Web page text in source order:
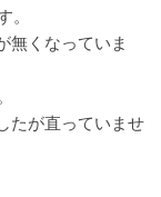
。
無くなっていま
たが直っていませ